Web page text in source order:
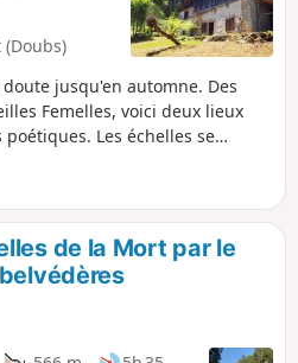
jusqu'en automne. Des
Femelles, voici deux lieux
Les échelles se
elles vous offriront un point de
Doubs franco-suisse. Retour
la rivière, repaire des canards
de la Mort par le